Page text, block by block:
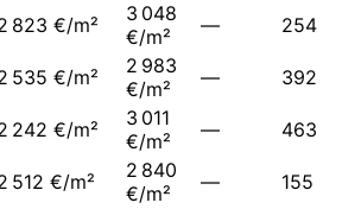
823 €/m²
3 048
€/m²
— 254
535 €/m²
2 983
€/m²
— 392
242 €/m²
3 011
€/m²
— 463
512 €/m²
2 840
€/m²
— 155